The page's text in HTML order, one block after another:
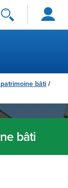
Se
connecter
bâti /
bâti